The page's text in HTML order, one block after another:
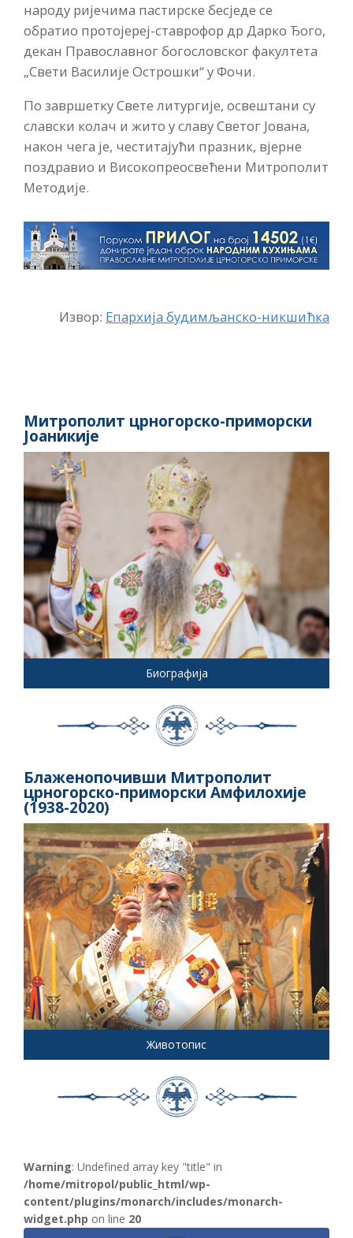
народу ријечима пастирске бесједе се
обратио протојереј-ставрофор др Дарко Ђого,
декан Православног богословског факултета
„Свети Василије Острошки“ у Фочи.
По завршетку Свете литургије, освештани су
славски колач и жито у славу Светог Јована,
након чега је, честитајући празник, вјерне
поздравио и Високопреосвећени Митрополит
Методије.
Извор: Епархија будимљанско-никшићка
Митрополит црногорско-приморски
Јоаникије
Биографија
Блаженопочивши Митрополит
црногорско-приморски Амфилохије
(1938-2020)
Животопис
Warning: Undefined array key "title" in
/home/mitropol/public_html/wp-
content/plugins/monarch/includes/monarch-
widget.php on line 20